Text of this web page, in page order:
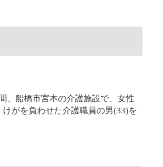
、船橋市宮本の介護施設で、女性
がを負わせた介護職員の男(33)を